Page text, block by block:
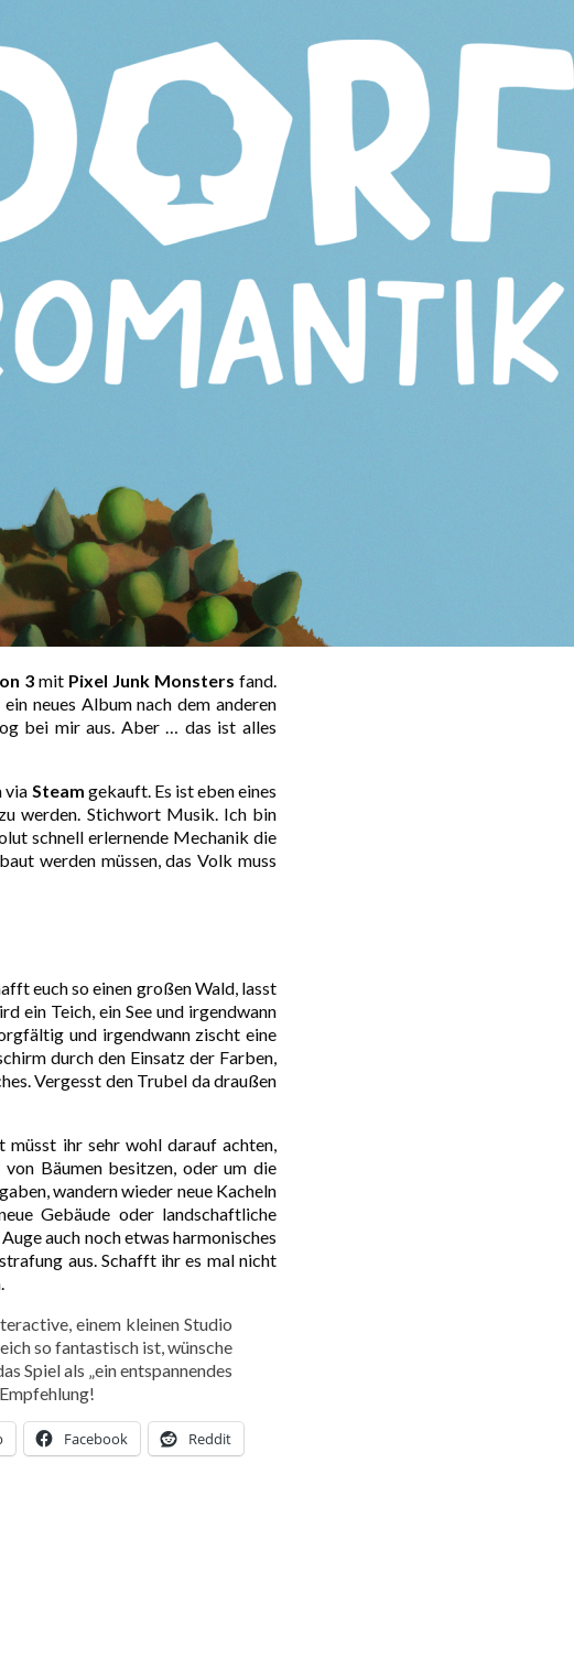
3 mit Pixel Junk Monsters fand.
neues Album nach dem anderen
bei mir aus. Aber … das ist alles
via Steam gekauft. Es ist eben eines
werden. Stichwort Musik. Ich bin
schnell erlernende Mechanik die
werden müssen, das Volk muss
euch so einen großen Wald, lasst
ein Teich, ein See und irgendwann
und irgendwann zischt eine
durch den Einsatz der Farben,
Vergesst den Trubel da draußen
ihr sehr wohl darauf achten,
Bäumen besitzen, oder um die
wandern wieder neue Kacheln
Gebäude oder landschaftliche
auch noch etwas harmonisches
aus. Schafft ihr es mal nicht
einem kleinen Studio
so fantastisch ist, wünsche
Spiel als „ein entspannendes
Facebook Reddit